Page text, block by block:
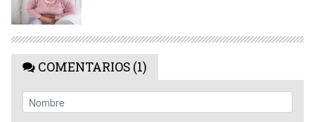
COMENTARIOS (1)